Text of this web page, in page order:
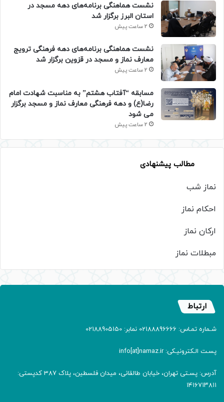
نشست هماهنگی برنامه‌های دهه مسجد در
استان البرز برگزار شد
2 ساعت پیش
نشست هماهنگی برنامه‌های دهه فرهنگی ترویج
معارف نماز و مسجد در قزوین برگزار شد
2 ساعت پیش
مسابقه “آفتاب هشتم” به مناسبت شهادت امام
رضا(ع) و دهه فرهنگی معارف نماز و مسجد برگزار
می شود
2 ساعت پیش
مطالب پیشنهادی
نماز شب
احکام نماز
ارکان نماز
مبطلات نماز
ارتباط
شـماره تمـاس: 02188896666 نمابر: 02188905150
پسـت الـکترونیـکی: info[at]namaz.ir
آدرس: پسـتی تهران، خیابان طالقانی، میدان فلسطین، پلاک 387 کدپستی:
۱۴۱۶۷۱۳۸۱۱